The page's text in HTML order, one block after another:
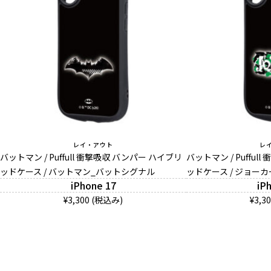
レイ・アウト
バットマン / Puffull 衝撃吸収 バンパー ハイブリ
ッドケース / バットマン_バットシグナル
iPhone 17
¥3,300 (税込み)
レ
バットマン / Puffull
ッドケース / ジョー